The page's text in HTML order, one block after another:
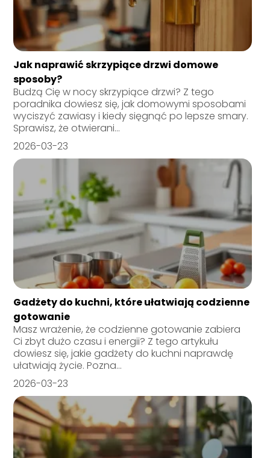
Jak naprawić skrzypiące drzwi domowe
sposoby?
Budzą Cię w nocy skrzypiące drzwi? Z tego
poradnika dowiesz się, jak domowymi sposobami
wyciszyć zawiasy i kiedy sięgnąć po lepsze smary.
Sprawisz, że otwierani...
2026-03-23
Gadżety do kuchni, które ułatwiają codzienne
gotowanie
Masz wrażenie, że codzienne gotowanie zabiera
Ci zbyt dużo czasu i energii? Z tego artykułu
dowiesz się, jakie gadżety do kuchni naprawdę
ułatwiają życie. Pozna...
2026-03-23